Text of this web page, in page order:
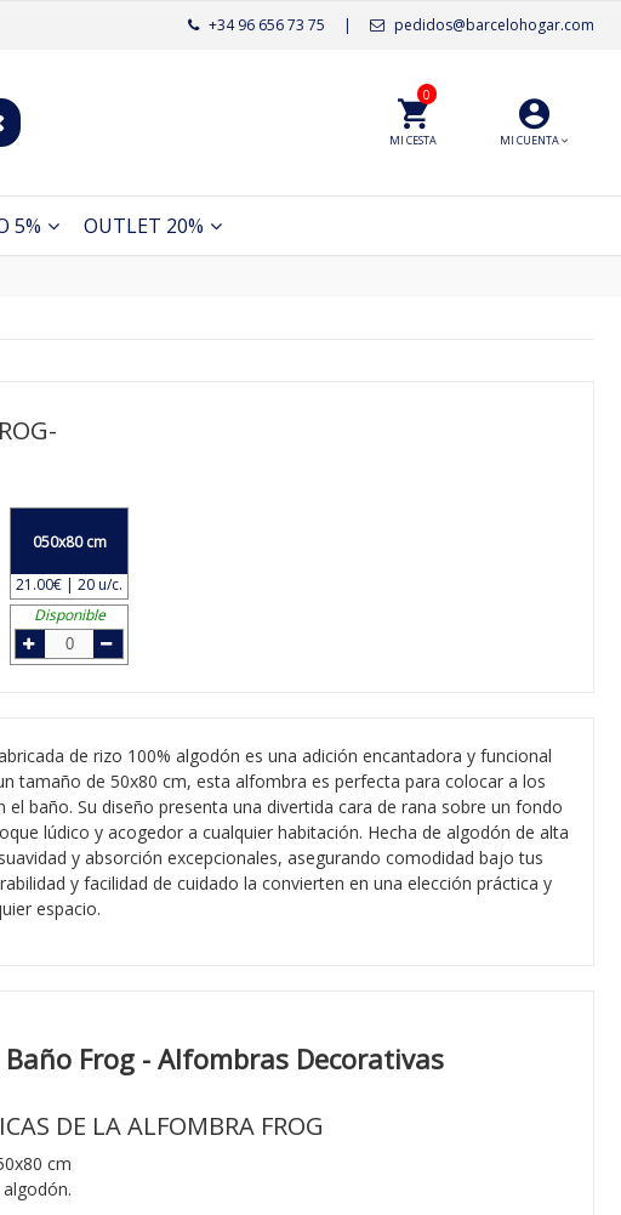
pedidos@barcelohogar.com
|
+34 96 656 73 75
MI CUENTA
MI CESTA
0
5% OUTLET 20%
050x80 cm
21.00€ | 20 u/c.
Disponible
de rizo 100% algodón es una adición encantadora y funcional
tamaño de 50x80 cm, esta alfombra es perfecta para colocar a los
el baño. Su diseño presenta una divertida cara de rana sobre un fondo
lúdico y acogedor a cualquier habitación. Hecha de algodón de alta
y absorción excepcionales, asegurando comodidad bajo tus
y facilidad de cuidado la convierten en una elección práctica y
espacio.
Frog - Alfombras Decorativas
DE LA ALFOMBRA FROG
cm